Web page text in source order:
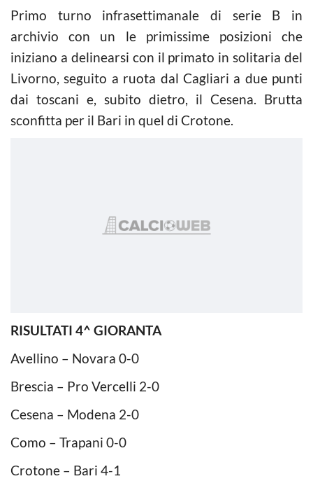
Primo turno infrasettimanale di serie B in
archivio con un le primissime posizioni che
iniziano a delinearsi con il primato in solitaria del
Livorno, seguito a ruota dal Cagliari a due punti
dai toscani e, subito dietro, il Cesena. Brutta
sconfitta per il Bari in quel di Crotone.
RISULTATI 4^ GIORANTA
Avellino – Novara 0-0
Brescia – Pro Vercelli 2-0
Cesena – Modena 2-0
Como – Trapani 0-0
Crotone – Bari 4-1